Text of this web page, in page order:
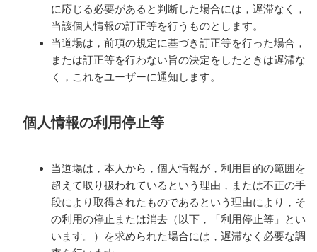
に応じる必要があると判断した場合には，遅滞なく，
当該個人情報の訂正等を行うものとします。
当道場は，前項の規定に基づき訂正等を行った場合，
または訂正等を行わない旨の決定をしたときは遅滞な
く，これをユーザーに通知します。
個人情報の利用停止等
当道場は，本人から，個人情報が，利用目的の範囲を
超えて取り扱われているという理由，または不正の手
段により取得されたものであるという理由により，そ
の利用の停止または消去（以下，「利用停止等」とい
います。）を求められた場合には，遅滞なく必要な調